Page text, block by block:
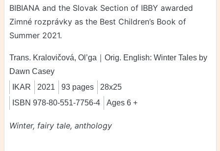
BIBIANA and the Slovak Section of IBBY awarded
Zimné rozprávky as the Best Children’s Book of
Summer 2021.
Trans. Kralovičová, Ol’ga｜Orig. English: Winter Tales by
Dawn Casey
IKAR
2021 93 pages
28x25
ISBN 978-80-551-7756-4
Ages 6 +
Winter, fairy tale, anthology